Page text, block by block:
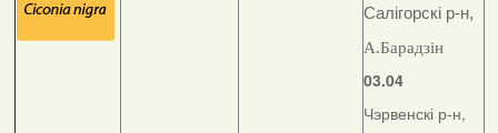
Салігорскі р-н,
А.Барадзін
03.04
Чэрвенскі р-н,